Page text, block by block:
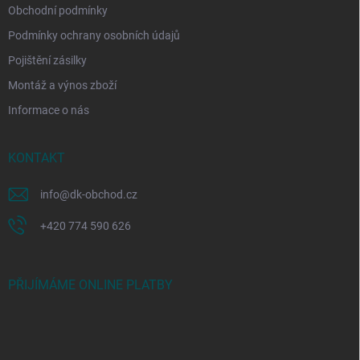
Obchodní podmínky
Podmínky ochrany osobních údajů
Pojištění zásilky
Montáž a výnos zboží
Informace o nás
KONTAKT
info@dk-obchod.cz
+420 774 590 626
PŘIJÍMÁME ONLINE PLATBY